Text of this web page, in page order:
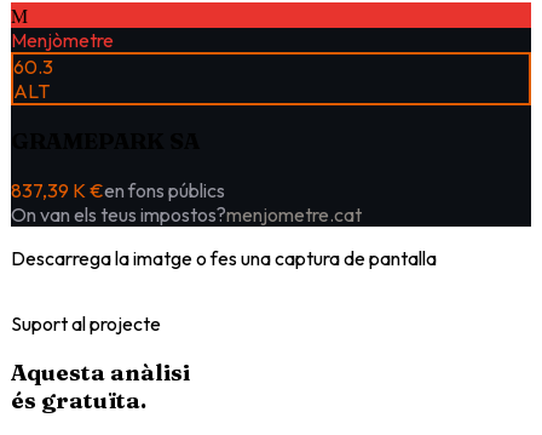
M
Menjòmetre
60.3
ALT
837,39 K €en fons públics
On van els teus impostos?menjometre.cat
Descarrega la imatge o fes una captura de pantalla
Suport al projecte
Aquesta anàlisi
és gratuïta.